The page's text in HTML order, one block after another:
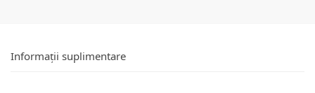
Informații suplimentare